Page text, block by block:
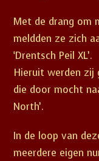
Met de drang om
meldden ze zich
‘Drentsch Peil XL’.
Hieruit werden zij
die door mocht
North’.
In de loop van
meerdere eigen